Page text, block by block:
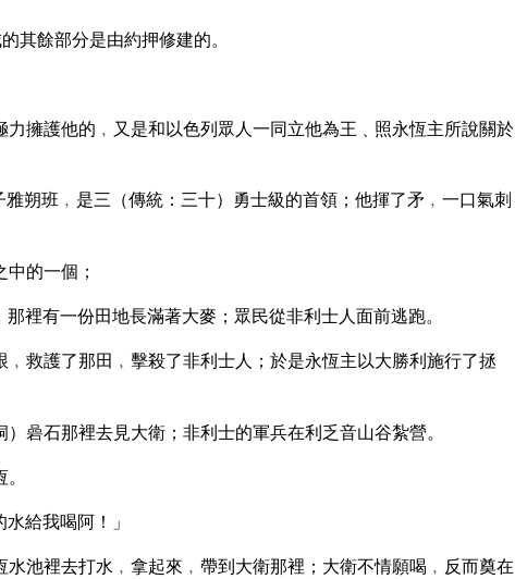
其餘部分是由約押修建的。
擁護他的﹐又是和以色列眾人一同立他為王﹑照永恆主所說關於
朔班﹐是三（傳統：三十）勇士級的首領；他揮了矛﹐一口氣刺
的一個；
裡有一份田地長滿著大麥；眾民從非利士人面前逃跑。
救護了那田﹐擊殺了非利士人；於是永恆主以大勝利施行了拯
碞石那裡去見大衛；非利士的軍兵在利乏音山谷紮營。
給我喝阿！」
池裡去打水﹐拿起來﹐帶到大衛那裡；大衛不情願喝﹐反而奠在